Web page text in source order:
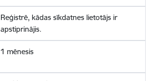
Reģistrē, kādas sīkdatnes lietotājs ir
apstiprinājis.
1 mēnesis